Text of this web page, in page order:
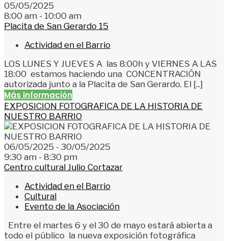
05/05/2025
8:00 am - 10:00 am
Placita de San Gerardo 15
Actividad en el Barrio
LOS LUNES Y JUEVES A las 8:00h y VIERNES A LAS
18:00 estamos haciendo una CONCENTRACIÓN
autorizada junto a la Placita de San Gerardo. El [...]
Más información
EXPOSICION FOTOGRAFICA DE LA HISTORIA DE
NUESTRO BARRIO
06/05/2025 - 30/05/2025
9:30 am - 8:30 pm
Centro cultural Julio Cortazar
Actividad en el Barrio
Cultural
Evento de la Asociación
Entre el martes 6 y el 30 de mayo estará abierta a
todo el público la nueva exposición fotográfica